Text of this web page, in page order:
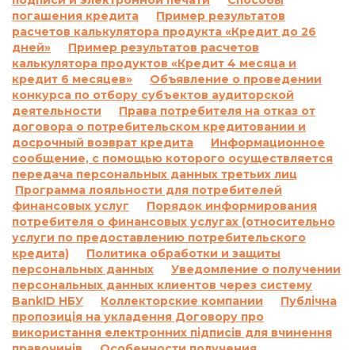
погашения кредита
Пример результатов
расчетов калькулятора продукта «Кредит до 26
дней»
Пример результатов расчетов
калькулятора продуктов «Кредит 4 месяца и
кредит 6 месяцев»
Объявление о проведении
конкурса по отбору субъектов аудиторской
деятельности
Права потребителя на отказ от
договора о потребительском кредитовании и
досрочный возврат кредита
Информационное
сообщение, с помощью которого осуществляется
передача персональных данных третьих лиц
Программа лояльности для потребителей
финансовых услуг
Порядок информирования
потребителя о финансовых услугах (относительно
услуги по предоставлению потребительского
кредита)
Политика обработки и защиты
персональных данных
Уведомление о получении
персональных данных клиентов через систему
BankID НБУ
Коллекторские компании
Публічна
пропозиція на укладення Договору про
використання електронних підписів для вчинення